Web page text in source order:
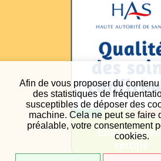
Afin de vous proposer du
des statistiques de
susceptibles de déposer des
machine. Cela ne peut se faire
préalable, votre consentement
cookies.